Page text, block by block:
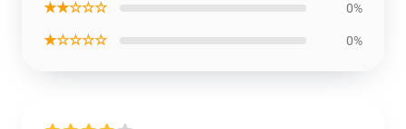
★★☆☆☆ 0%
★☆☆☆☆ 0%